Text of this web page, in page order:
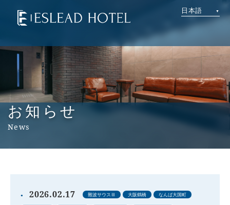
日本語
お知らせ
News
2026.02.17 難波サウスⅢ 大阪鶴橋 なんば大国町